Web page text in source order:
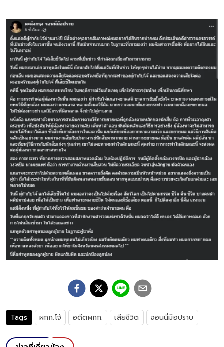
Tags ผกก.โจ้ อดีตผกก. เสียชีวิต จอนนี่มือปราบ